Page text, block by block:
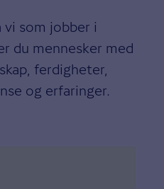
som jobber i
du mennesker med
ferdigheter,
og erfaringer.